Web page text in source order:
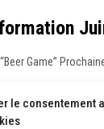
le consentement
Game”